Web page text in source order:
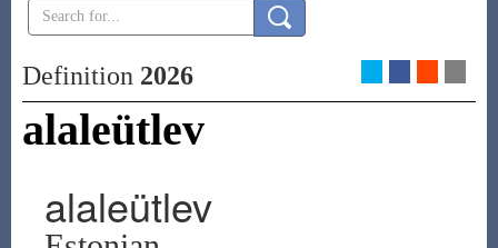
Definition 2026
alaleütlev
alaleütlev